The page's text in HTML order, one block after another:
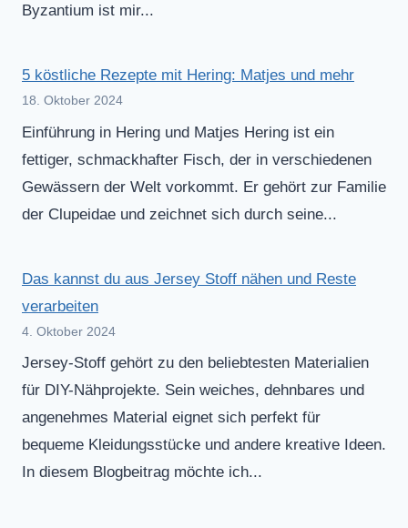
Byzantium ist mir...
5 köstliche Rezepte mit Hering: Matjes und mehr
18. Oktober 2024
Einführung in Hering und Matjes Hering ist ein
fettiger, schmackhafter Fisch, der in verschiedenen
Gewässern der Welt vorkommt. Er gehört zur Familie
der Clupeidae und zeichnet sich durch seine...
Das kannst du aus Jersey Stoff nähen und Reste
verarbeiten
4. Oktober 2024
Jersey-Stoff gehört zu den beliebtesten Materialien
für DIY-Nähprojekte. Sein weiches, dehnbares und
angenehmes Material eignet sich perfekt für
bequeme Kleidungsstücke und andere kreative Ideen.
In diesem Blogbeitrag möchte ich...